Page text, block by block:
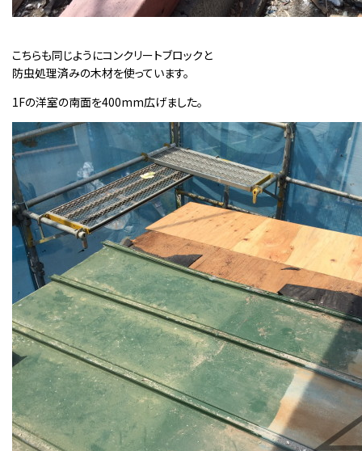
こちらも同じようにコンクリートブロックと
防虫処理済みの木材を使っています。
1Fの洋室の南面を400mm広げました。